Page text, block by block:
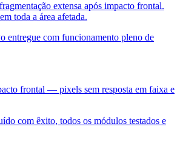
extensa após impacto frontal.
toda a área afetada.
entregue com funcionamento pleno de
frontal — pixels sem resposta em faixa e
com êxito, todos os módulos testados e